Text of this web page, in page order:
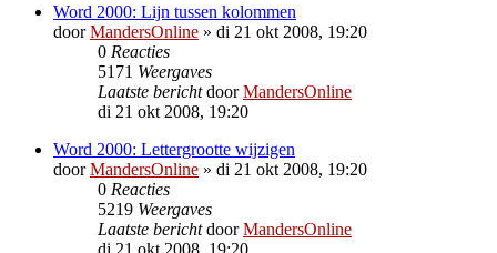
Word 2000: Lijn tussen kolommen
doorMandersOnline » di 21 okt 2008, 19:20
0 Reacties
5171 Weergaves
Laatste berichtdoorMandersOnline
di 21 okt 2008, 19:20
Word 2000: Lettergrootte wijzigen
doorMandersOnline » di 21 okt 2008, 19:20
0 Reacties
5219 Weergaves
Laatste berichtdoorMandersOnline
di 21 okt 2008, 19:20